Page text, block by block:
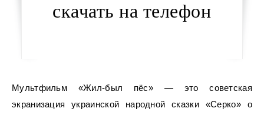
скачать на телефон
Мультфильм «Жил-был пёс» — это советская
экранизация украинской народной сказки «Серко» о